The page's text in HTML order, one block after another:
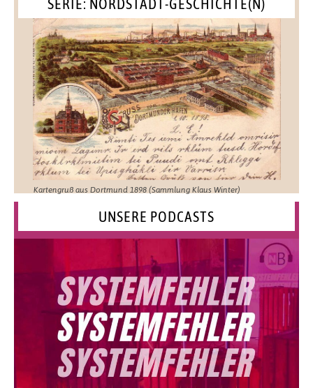
SERIE: NORDSTADT-GESCHICHTE(N)
Kartengruß aus Dortmund 1898 (Sammlung Klaus Winter)
UNSERE PODCASTS